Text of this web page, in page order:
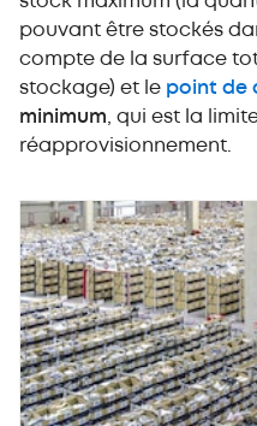
pouvant être stockés
compte de la surface
stockage) et le point de
minimum , qui est la
réapprovisionnement.